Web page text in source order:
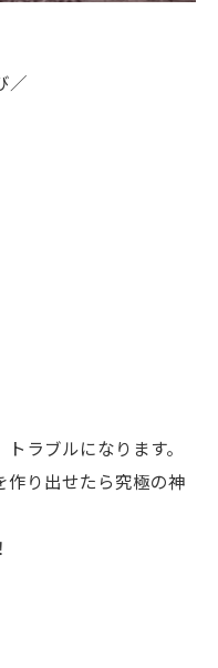
／
ラブルになります。
作り出せたら究極の神